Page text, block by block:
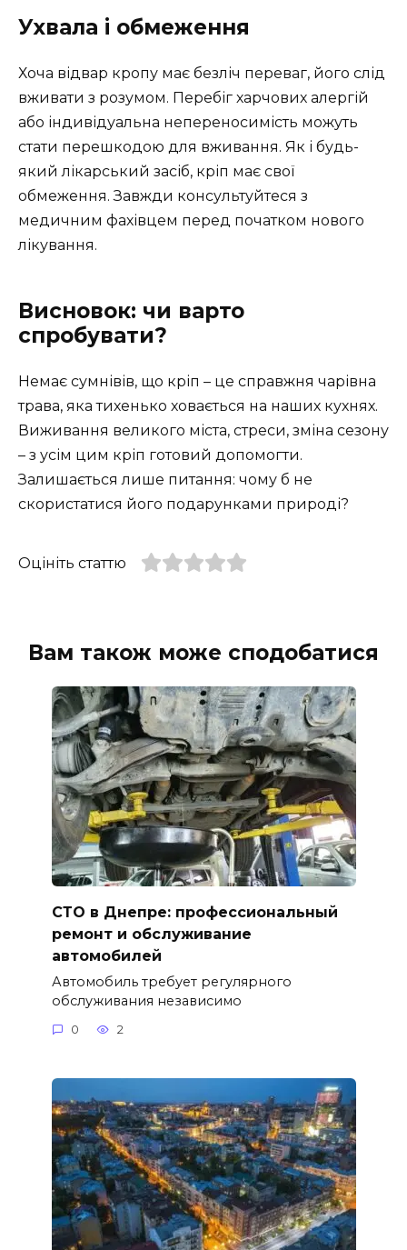
Ухвала і обмеження
Хоча відвар кропу має безліч переваг, його слід
вживати з розумом. Перебіг харчових алергій
або індивідуальна непереносимість можуть
стати перешкодою для вживання. Як і будь-
який лікарський засіб, кріп має свої
обмеження. Завжди консультуйтеся з
медичним фахівцем перед початком нового
лікування.
Висновок: чи варто
спробувати?
Немає сумнівів, що кріп – це справжня чарівна
трава, яка тихенько ховається на наших кухнях.
Виживання великого міста, стреси, зміна сезону
– з усім цим кріп готовий допомогти.
Залишається лише питання: чому б не
скористатися його подарунками природі?
Оцініть статтю
Вам також може сподобатися
СТО в Днепре: профессиональный
ремонт и обслуживание
автомобилей
Автомобиль требует регулярного
обслуживания независимо
0 2